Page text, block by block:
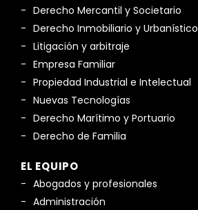
Derecho Mercantil y Societario
Derecho Inmobiliario y Urbanístico
Litigación y arbitraje
Empresa Familiar
Propiedad Industrial e Intelectual
Nuevas Tecnologías
Derecho Marítimo y Portuario
Derecho de Familia
EL EQUIPO
Abogados y profesionales
Administración